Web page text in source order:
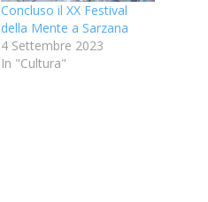
Concluso il XX Festival
della Mente a Sarzana
4 Settembre 2023
In "Cultura"